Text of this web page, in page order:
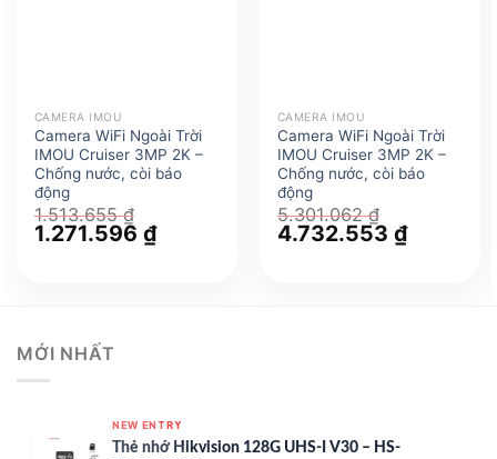
CAMERA IMOU
Camera WiFi Ngoài Trời
IMOU Cruiser 3MP 2K –
Chống nước, còi báo
động
1.513.655₫
Giá
1.271.596 ₫Giá
hiện
CAMERA IMOU
Camera WiFi Ngoài Trời
IMOU Cruiser 3MP 2K –
Chống nước, còi báo
động
5.301.062₫
Giá
4.732.553 ₫Giá
hiện
MỚI NHẤT
NEW ENTRY
Thẻ nhớ Hikvision 128G UHS-I V30 – HS-